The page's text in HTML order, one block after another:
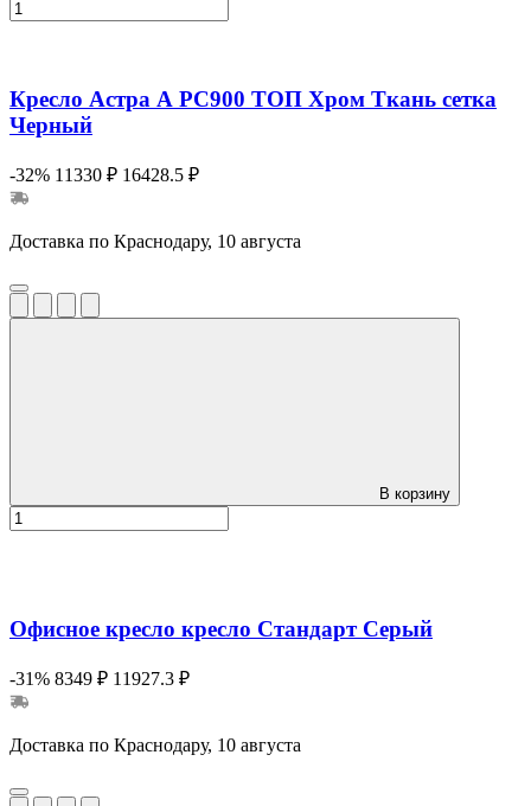
Кресло Астра А РС900 ТОП Хром Ткань сетка
Черный
-32% 11330 ₽ 16428.5 ₽
Доставка по Краснодару, 10 августа
В корзину
Офисное кресло кресло Стандарт Серый
-31% 8349 ₽ 11927.3 ₽
Доставка по Краснодару, 10 августа